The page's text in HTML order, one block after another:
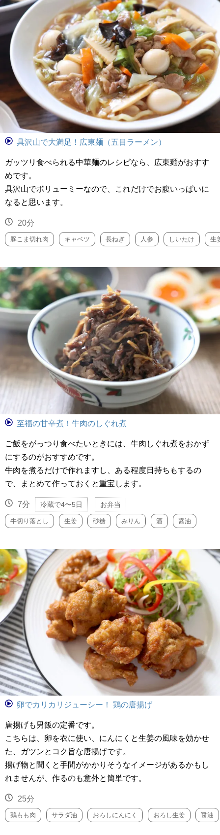
具沢山で大満足！広東麺（五目ラーメン）
ガッツリ食べられる中華麺のレシピなら、広東麺がおすす
めです。
具沢山でボリューミーなので、これだけでお腹いっぱいに
なると思います。
20分
豚こま切れ肉 キャベツ 長ねぎ 人参 しいたけ 生
至福の甘辛煮！牛肉のしぐれ煮
ご飯をがっつり食べたいときには、牛肉しぐれ煮をおかず
にするのがおすすめです。
牛肉を煮るだけで作れますし、ある程度日持ちもするの
で、まとめて作っておくと重宝します。
7分 冷蔵で4〜5日 お弁当
牛切り落とし 生姜 砂糖 みりん 酒 醤油
卵でカリカリジューシー！ 鶏の唐揚げ
唐揚げも男飯の定番です。
こちらは、卵を衣に使い、にんにくと生姜の風味を効かせ
た、ガツンとコク旨な唐揚げです。
揚げ物と聞くと手間がかかりそうなイメージがあるかもし
れませんが、作るのも意外と簡単です。
25分
鶏もも肉 サラダ油 おろしにんにく おろし生姜 醤油